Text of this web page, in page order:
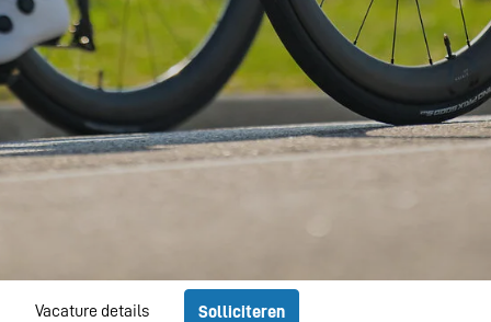
Vacature details Solliciteren